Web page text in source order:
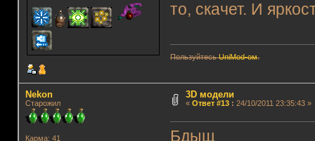
то, скачет. И
ПользуйтесьUniMod-ом.
Nekon
Старожил
Карма: 41
3D модели
« Ответ #13: 24/10/2011 23:35:43 »
Бдыщ